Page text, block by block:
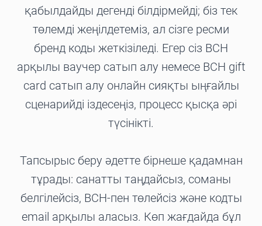
қабылдайды дегенді білдірмейді; біз тек
төлемді жеңілдетеміз, ал сізге ресми
бренд коды жеткізіледі. Егер сіз BCH
арқылы ваучер сатып алу немесе BCH gift
card сатып алу онлайн сияқты ыңғайлы
сценарийді іздесеңіз, процесс қысқа әрі
түсінікті.
Тапсырыс беру әдетте бірнеше қадамнан
тұрады: санатты таңдайсыз, соманы
белгілейсіз, BCH-пен төлейсіз және кодты
email арқылы аласыз. Көп жағдайда бұл